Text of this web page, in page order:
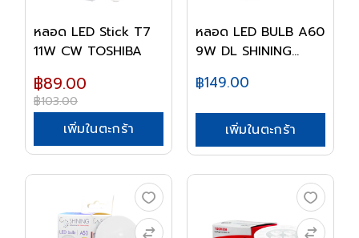
หลอด LED Stick T7
11W CW TOSHIBA
฿89.00
฿103.00
เพิ่มในตะกร้า
หลอด LED BULB A60
9W DL SHINING
฿149.00
เพิ่มในตะกร้า